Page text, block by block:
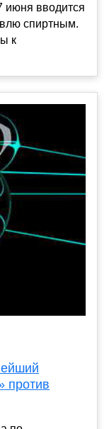
июня вводится
спиртным.
к
против